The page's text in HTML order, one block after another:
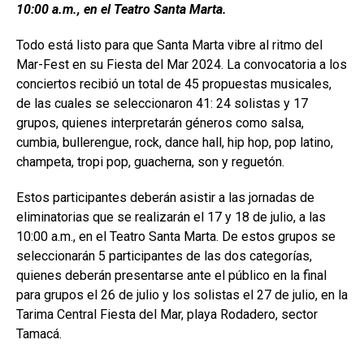
10:00 a.m., en el Teatro Santa Marta.
Todo está listo para que Santa Marta vibre al ritmo del
Mar-Fest en su Fiesta del Mar 2024. La convocatoria a los
conciertos recibió un total de 45 propuestas musicales,
de las cuales se seleccionaron 41: 24 solistas y 17
grupos, quienes interpretarán géneros como salsa,
cumbia, bullerengue, rock, dance hall, hip hop, pop latino,
champeta, tropi pop, guacherna, son y reguetón.
Estos participantes deberán asistir a las jornadas de
eliminatorias que se realizarán el 17 y 18 de julio, a las
10:00 a.m., en el Teatro Santa Marta. De estos grupos se
seleccionarán 5 participantes de las dos categorías,
quienes deberán presentarse ante el público en la final
para grupos el 26 de julio y los solistas el 27 de julio, en la
Tarima Central Fiesta del Mar, playa Rodadero, sector
Tamacá.